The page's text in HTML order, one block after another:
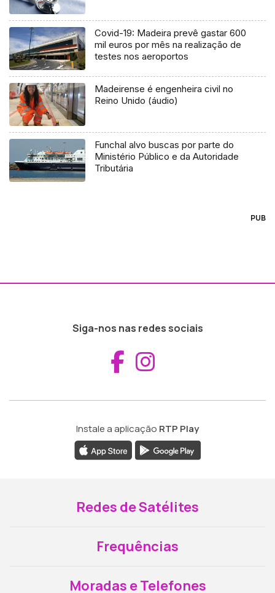
Covid-19: Madeira prevê gastar 600
mil euros por mês na realização de
testes nos aeroportos
Madeirense é engenheira civil no
Reino Unido (áudio)
Funchal alvo buscas por parte do
Ministério Público e da Autoridade
Tributária
PUB
Siga-nos nas redes sociais
Aceder ao
Instale a aplicação RTP Play
Redes de Satélites
Frequências
Moradas e Telefones